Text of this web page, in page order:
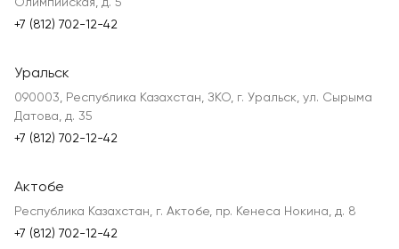
Олимпийская, д. 5
+7 (812) 702-12-42
Уральск
090003, Республика Казахстан, ЗКО, г. Уральск, ул. Сырыма
Датова, д. 35
+7 (812) 702-12-42
Актобе
Республика Казахстан, г. Актобе, пр. Кенеса Нокина, д. 8
+7 (812) 702-12-42